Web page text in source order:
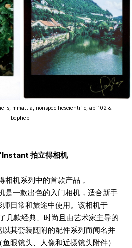
mmattia, nonspecificscientific, apf102 &
bephep
拍立得相机
机系列中的首款产品，
是一款出色的入门相机，适合新手
日常和旅途中使用。该相机于
几款经典、时尚且由艺术家主导的
其套装随附的配件系列而闻名并
眼镜头、人像和近摄镜头附件）